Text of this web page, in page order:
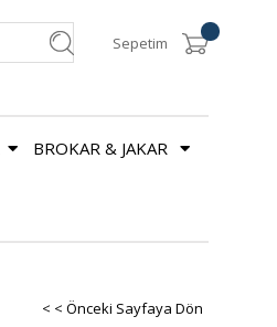
Sepetim
BROKAR & JAKAR
< < Önceki Sayfaya Dön